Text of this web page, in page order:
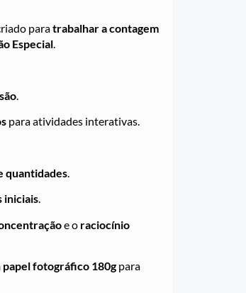
paratrabalhar a contagem
Especial.
.
para atividades interativas.
quantidades.
iniciais.
e o raciocínio
papel fotográfico 180gpara